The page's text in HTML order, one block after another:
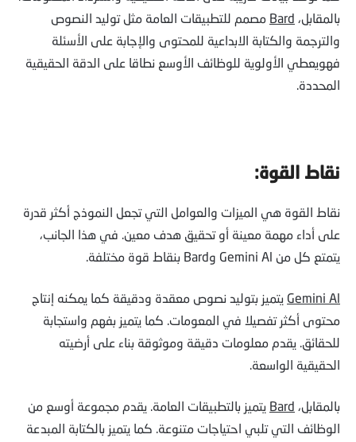
بالمقابل، Bard مصمم للتطبيقات العامة مثل توليد النصوص
والترجمة والكتابة الابداعية للمحتوى والإجابة على الأسئلة
فهويعطي الأولوية للوظائف الأوسع نطاقا على الدقة الحقيقية
المحددة.
نقاط القوة:
نقاط القوة هي الميزات والعوامل التي تجعل النموذج أكثر قدرة
على أداء مهمة معينة أو تحقيق هدف معين. في هذا الجانب،
يتمتع كل من Gemini Al وBard بنقاط قوة مختلفة.
Gemini Al يتميز بتوليد نصوص معقدة ودقيقة كما يمكنه إنتاج
محتوى أكثر تفصيلا في المعومات. كما يتميز بفهم واستجابة
للحقائق. يقدم معلومات دقيقة وموثوقة بناء على أرضيته
الحقيقية الواسعة.
بالمقابل، Bard يتميز بالتطبيقات العامة. يقدم مجموعة أوسع من
الوظائف التي تلبي احتياجات متنوعة. كما يتميز بالكتابة المبدعة